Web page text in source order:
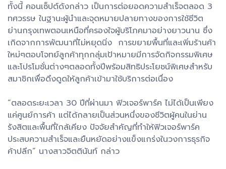
ทั้งนี้ คอนเซ็ปต์ดังกล่าว เป็นการต่อยอดความสำเร็จตลอด 3
ทศวรรษ ในฐานะผู้นำและจุดหมายปลายทางของการใช้ชีวิต
ย่านกรุงเทพตอนเหนือที่ครองใจผู้บริโภคมาอย่างยาวนาน ซึ่ง
เกิดจากการพัฒนาที่ไม่หยุดนิ่ง การขยายพื้นที่และเพิ่มร้านค้า
ใหม่ๆตอบโจทย์ลูกค้าทุกกลุ่มเป้าหมายมีการจัดกิจกรรมพิเศษ
และโปรโมชั่นต่างๆตลอดทั้งปีพร้อมสิทธิประโยชน์พิเศษสำหรับ
สมาชิกเพื่อดึงดูดให้ลูกค้าเข้ามาใช้บริการต่อเนื่อง
“ตลอดระยะเวลา 30 ปีที่ผ่านมา ฟิวเจอร์พาร์ค ไม่ได้เป็นเพียง
แค่ศูนย์การค้า แต่ได้กลายเป็นส่วนหนึ่งของชีวิตผู้คนในย่าน
รังสิตและพื้นที่ใกล้เคียง ปัจจัยสำคัญที่ทำให้ฟิวเจอร์พาร์ค
ประสบความสำเร็จและยืนหยัดอย่างแข็งแกร่งในวงการธุรกิจ
ค้าปลีก” นางสาวจิตตินันท์ กล่าว